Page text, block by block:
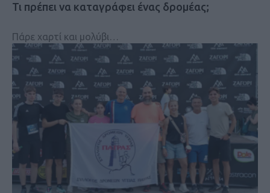
Τι πρέπει να καταγράφει ένας δρομέας;
Πάρε χαρτί και μολύβι…